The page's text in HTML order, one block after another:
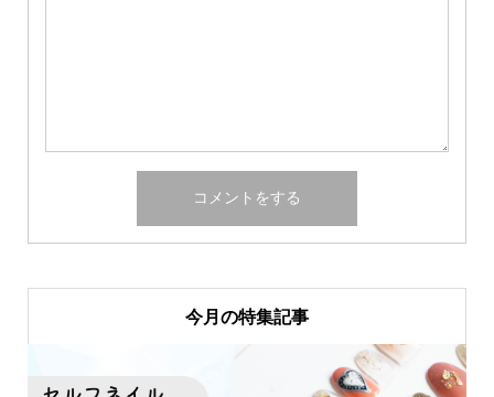
今月の特集記事